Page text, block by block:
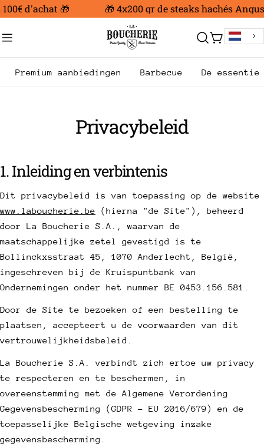
Ga
inhoud
d'achat 🎁 🎁 4x200 gr de steaks hachés Angus
Trolley
Premium aanbiedingen Barbecue De essentie
Privacybeleid
1. Inleiding en verbintenis
Dit privacybeleid is van toepassing op de website
www.laboucherie.be (hierna "de Site"), beheerd
door La Boucherie S.A., waarvan de
maatschappelijke zetel gevestigd is te
Bollinckxsstraat 45, 1070 Anderlecht, België,
ingeschreven bij de Kruispuntbank van
Ondernemingen onder het nummer BE 0453.156.581.
Door de Site te bezoeken of een bestelling te
plaatsen, accepteert u de voorwaarden van dit
vertrouwelijkheidsbeleid.
La Boucherie S.A. verbindt zich ertoe uw privacy
te respecteren en te beschermen, in
overeenstemming met de Algemene Verordening
Gegevensbescherming (GDPR - EU 2016/679) en de
toepasselijke Belgische wetgeving inzake
gegevensbescherming.